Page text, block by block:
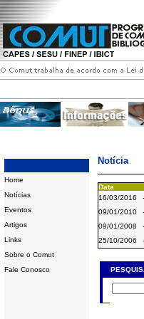
Home
Notícias
Eventos
Artigos
Links
Sobre o Comut
Fale Conosco
Notícia
Data
16/03/2016
-
09/01/2010
-
09/01/2008
-
25/10/2006
-